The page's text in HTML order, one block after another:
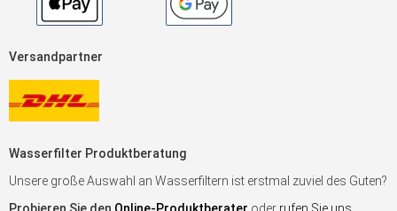
Versandpartner
Wasserfilter Produktberatung
Unsere große Auswahl an Wasserfiltern ist erstmal zuviel des Guten?